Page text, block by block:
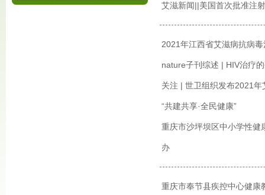
艾滋新闻||美国首次批准注
2021年江西省艾滋病抗病
nature子刊综述 | HIV治疗
关注 | 世卫组织发布2021
“共建共享·全民健康”
重庆市沙坪坝区中小学性健
办
重庆市奉节县疾控中心健康